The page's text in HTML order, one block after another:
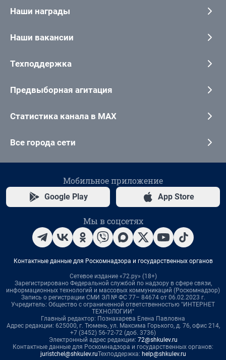
Наши награды
Наши вакансии
Техподдержка
Предвыборная агитация
Статистика канала в MAX
Все города сети
Мобильное приложение
Google Play App Store
Мы в соцсетях
Контактные данные для Роскомнадзора и государственных органов
Сетевое издание «72.ру» (18+)
Зарегистрировано Федеральной службой по надзору в сфере связи,
информационных технологий и массовых коммуникаций (Роскомнадзор)
Запись о регистрации СМИ ЭЛ № ФС 77– 84674 от 06.02.2023 г.
Учредитель: Общество с ограниченной ответственностью "ИНТЕРНЕТ
ТЕХНОЛОГИИ"
Главный редактор: Познахарева Елена Павловна
Адрес редакции: 625000, г. Тюмень, ул. Максима Горького, д. 76, офис 214,
+7 (3452) 56-72-72 (доб. 3736)
Электронный адрес редакции: 72@shkulev.ru
Контактные данные для Роскомнадзора и государственных органов:
juristchel@shkulev.ruТехподдержка: help@shkulev.ru